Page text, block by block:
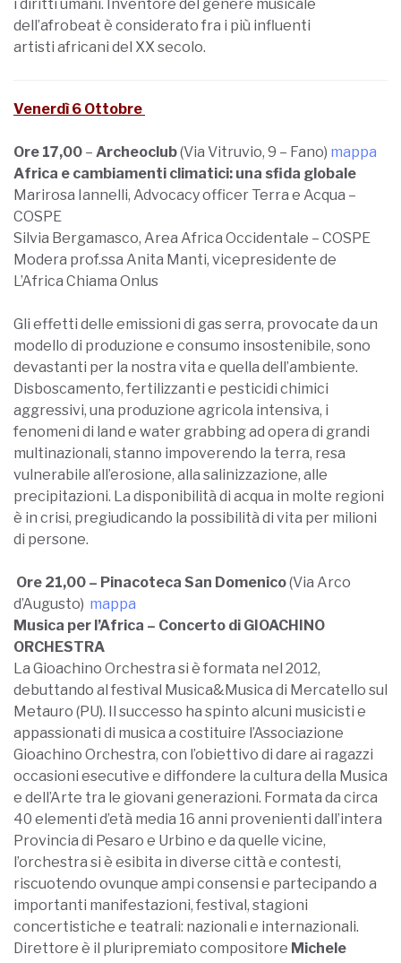
i diritti umani. Inventore del genere musicale
dell’afrobeat è considerato fra i più influenti
artisti africani del XX secolo.
Venerdì 6 Ottobre
Ore 17,00 – Archeoclub(Via Vitruvio, 9 – Fano) mappa
Africa e cambiamenti climatici: una sfida globale
Marirosa Iannelli, Advocacy officer Terra e Acqua –
COSPE
Silvia Bergamasco, Area Africa Occidentale – COSPE
Modera prof.ssa Anita Manti, vicepresidente de
L’Africa Chiama Onlus
Gli effetti delle emissioni di gas serra, provocate da un
modello di produzione e consumo insostenibile, sono
devastanti per la nostra vita e quella dell’ambiente.
Disboscamento, fertilizzanti e pesticidi chimici
aggressivi, una produzione agricola intensiva, i
fenomeni di land e water grabbing ad opera di grandi
multinazionali, stanno impoverendo la terra, resa
vulnerabile all’erosione, alla salinizzazione, alle
precipitazioni. La disponibilità di acqua in molte regioni
è in crisi, pregiudicando la possibilità di vita per milioni
di persone.
Ore 21,00 – Pinacoteca San Domenico(Via Arco
d’Augusto) mappa
Musica per l’Africa – Concerto di GIOACHINO
ORCHESTRA
La Gioachino Orchestra si è formata nel 2012,
debuttando al festival Musica&Musica di Mercatello sul
Metauro (PU). Il successo ha spinto alcuni musicisti e
appassionati di musica a costituire l’Associazione
Gioachino Orchestra, con l’obiettivo di dare ai ragazzi
occasioni esecutive e diffondere la cultura della Musica
e dell’Arte tra le giovani generazioni. Formata da circa
40 elementi d’età media 16 anni provenienti dall’intera
Provincia di Pesaro e Urbino e da quelle vicine,
l’orchestra si è esibita in diverse città e contesti,
riscuotendo ovunque ampi consensi e partecipando a
importanti manifestazioni, festival, stagioni
concertistiche e teatrali: nazionali e internazionali.
Direttore è il pluripremiato compositore Michele